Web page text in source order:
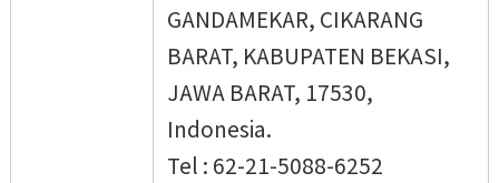
GANDAMEKAR, CIKARANG
BARAT, KABUPATEN BEKASI,
JAWA BARAT, 17530,
Indonesia.
Tel : 62-21-5088-6252